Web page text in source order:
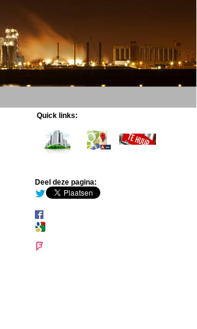
Quick links:
Deel deze pagina: